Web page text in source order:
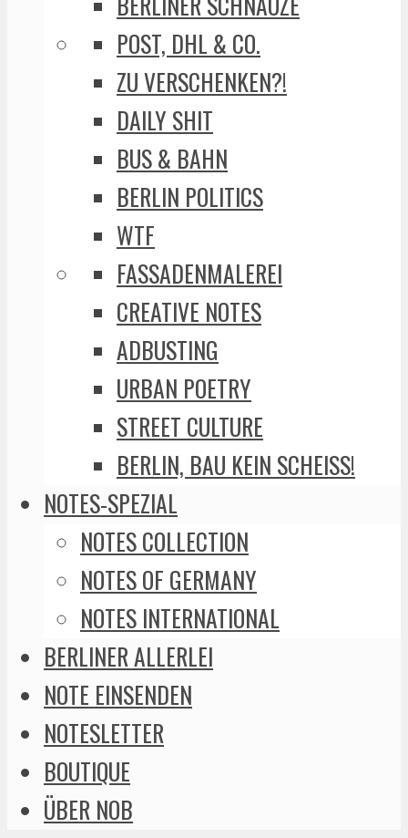
POST, DHL & CO.
ZU VERSCHENKEN?!
DAILY SHIT
BUS & BAHN
BERLIN POLITICS
WTF
FASSADENMALEREI
CREATIVE NOTES
ADBUSTING
URBAN POETRY
STREET CULTURE
BERLIN, BAU KEIN SCHEISS!
NOTES-SPEZIAL
NOTES COLLECTION
NOTES OF GERMANY
NOTES INTERNATIONAL
BERLINER ALLERLEI
NOTE EINSENDEN
NOTESLETTER
BOUTIQUE
ÜBER NOB